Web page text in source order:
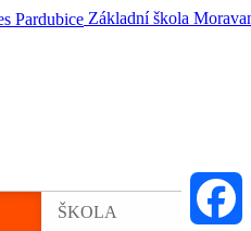
Základní škola
ŠKOLA